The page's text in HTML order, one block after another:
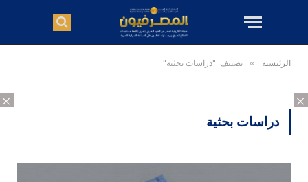
×
×
الرئيسية » تصنيف: "دراسات بحثية"
دراسات بحثية